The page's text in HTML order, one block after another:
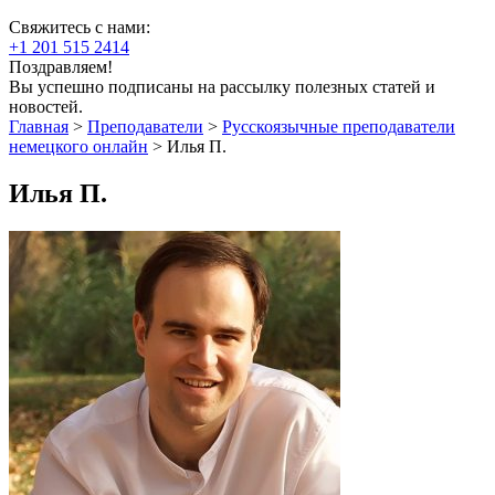
Свяжитесь с нами:
+1 201 515 2414
Поздравляем!
Вы успешно подписаны на рассылку полезных статей и
новостей.
Главная > Преподаватели > Русскоязычные преподаватели
немецкого онлайн > Илья П.
Илья П.